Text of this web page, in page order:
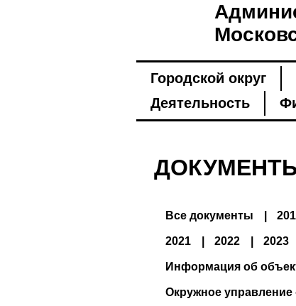
Городской округ
Деятельность
Все документы
2021 2022 2023
Информация об
Окружное